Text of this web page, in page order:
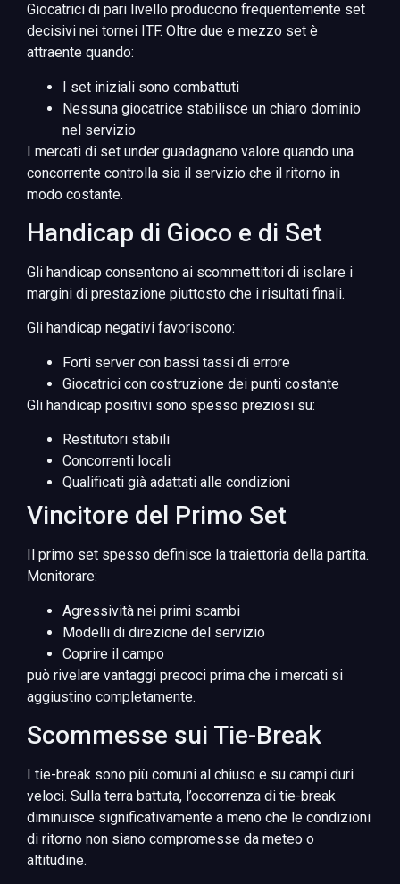
Giocatrici di pari livello producono frequentemente set
decisivi nei tornei ITF. Oltre due e mezzo set è
attraente quando:
I set iniziali sono combattuti
Nessuna giocatrice stabilisce un chiaro dominio
nel servizio
I mercati di set under guadagnano valore quando una
concorrente controlla sia il servizio che il ritorno in
modo costante.
Handicap di Gioco e di Set
Gli handicap consentono ai scommettitori di isolare i
margini di prestazione piuttosto che i risultati finali.
Gli handicap negativi favoriscono:
Forti server con bassi tassi di errore
Giocatrici con costruzione dei punti costante
Gli handicap positivi sono spesso preziosi su:
Restitutori stabili
Concorrenti locali
Qualificati già adattati alle condizioni
Vincitore del Primo Set
Il primo set spesso definisce la traiettoria della partita.
Monitorare:
Agressività nei primi scambi
Modelli di direzione del servizio
Coprire il campo
può rivelare vantaggi precoci prima che i mercati si
aggiustino completamente.
Scommesse sui Tie-Break
I tie-break sono più comuni al chiuso e su campi duri
veloci. Sulla terra battuta, l’occorrenza di tie-break
diminuisce significativamente a meno che le condizioni
di ritorno non siano compromesse da meteo o
altitudine.